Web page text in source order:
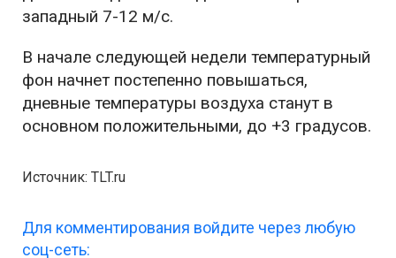
западный 7-12 м/с.
В начале следующей недели температурный
фон начнет постепенно повышаться,
дневные температуры воздуха станут в
основном положительными, до +3 градусов.
Источник: TLT.ru
Для комментирования войдите через любую
соц-сеть: